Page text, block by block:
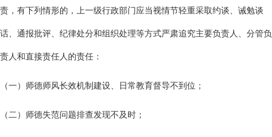
责，有下列情形的，上一级行政部门应当视情节轻重采取约谈、诫勉谈
话、通报批评、纪律处分和组织处理等方式严肃追究主要负责人、分管负
责人和直接责任人的责任：
（一）师德师风长效机制建设、日常教育督导不到位；
（二）师德失范问题排查发现不及时；